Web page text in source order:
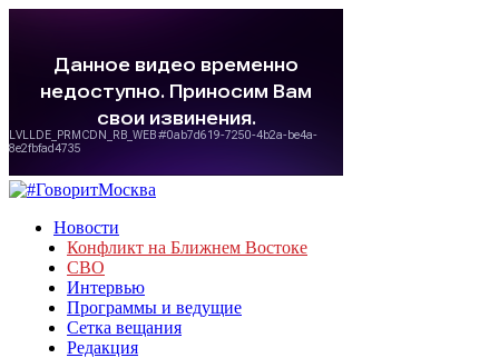
Новости
Конфликт на Ближнем Востоке
СВО
Интервью
Программы и ведущие
Сетка вещания
Редакция